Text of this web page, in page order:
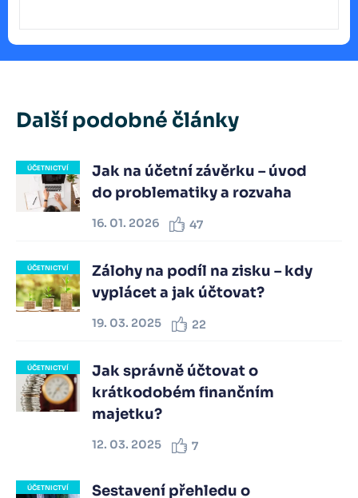
Další podobné články
ÚČETNICTVÍ
Jak na účetní závěrku – úvod
do problematiky a rozvaha
16. 01. 2026 47
ÚČETNICTVÍ
Zálohy na podíl na zisku – kdy
vyplácet a jak účtovat?
19. 03. 2025 22
ÚČETNICTVÍ
Jak správně účtovat o
krátkodobém finančním
majetku?
12. 03. 2025 7
ÚČETNICTVÍ
Sestavení přehledu o